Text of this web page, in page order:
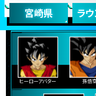
宮崎県 ラ
ヒーローアバター 孫悟